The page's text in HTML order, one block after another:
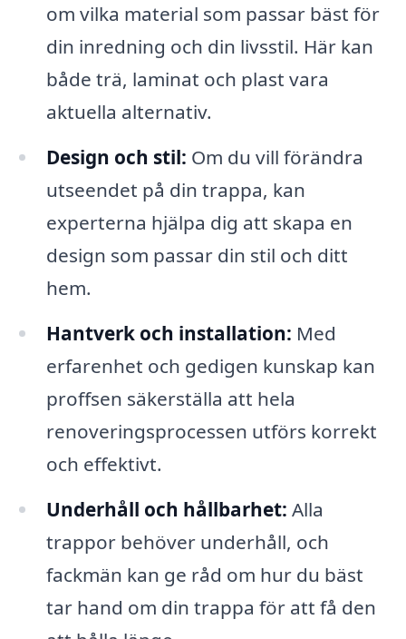
om vilka material som passar bäst för
din inredning och din livsstil. Här kan
både trä, laminat och plast vara
aktuella alternativ.
Design och stil: Om du vill förändra
utseendet på din trappa, kan
experterna hjälpa dig att skapa en
design som passar din stil och ditt
hem.
Hantverk och installation: Med
erfarenhet och gedigen kunskap kan
proffsen säkerställa att hela
renoveringsprocessen utförs korrekt
och effektivt.
Underhåll och hållbarhet: Alla
trappor behöver underhåll, och
fackmän kan ge råd om hur du bäst
tar hand om din trappa för att få den